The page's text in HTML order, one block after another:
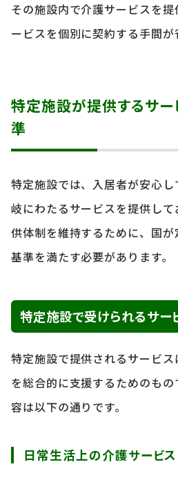
その施設内で介護サービスを
ービスを個別に契約する手間が
特定施設が提供するサ
準
特定施設では、入居者が安心
岐にわたるサービスを提供し
供体制を維持するために、国
基準を満たす必要があります。
特定施設で受けられるサー
特定施設で提供されるサービ
を総合的に支援するためのも
容は以下の通りです。
日常生活上の介護サービス